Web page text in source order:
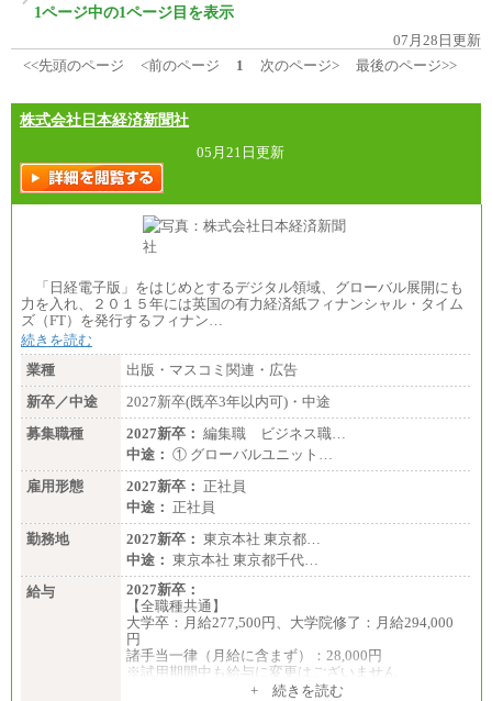
1ページ中の1ページ目を表示
07月28日更新
<<先頭のページ
<前のページ 1 次のページ> 最後のページ>>
株式会社日本経済新聞社
05月21日更新
「日経電子版」をはじめとするデジタル領域、グローバル展開にも
力を入れ、２０１５年には英国の有力経済紙フィナンシャル・タイム
ズ（FT）を発行するフィナン…
続きを読む
業種
出版・マスコミ関連・広告
新卒／中途
2027新卒(既卒3年以内可)・中途
募集職種
2027新卒： 編集職 ビジネス職…
中途： ① グローバルユニット…
雇用形態
2027新卒： 正社員
中途： 正社員
勤務地
2027新卒： 東京本社 東京都…
中途： 東京本社 東京都千代…
給与
2027新卒：
【全職種共通】
大学卒：月給277,500円、大学院修了：月給294,000
円
諸手当一律（月給に含まず）：28,000円
※試用期間中も給与に変更はございません
+ 続きを読む